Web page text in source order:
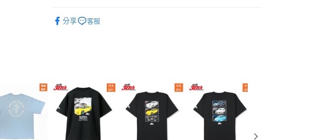
付款後全家取貨
宅配
每筆NT$80，滿NT$1,500(含以上)免運費
分享 客服